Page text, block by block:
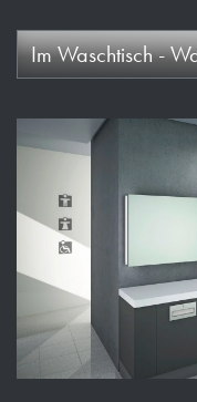
Im Waschtisch -